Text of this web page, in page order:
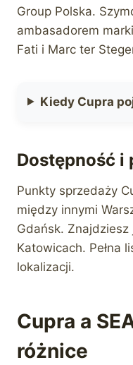
Group Polska.
ambasadorem
Fati i Marc ter
Kiedy Cupra
Dostępność i
Punkty sprzedaży
między innymi
Gdańsk. Znajdziesz
Katowicach. Pełna
lokalizacji.
Cupra a
różnice